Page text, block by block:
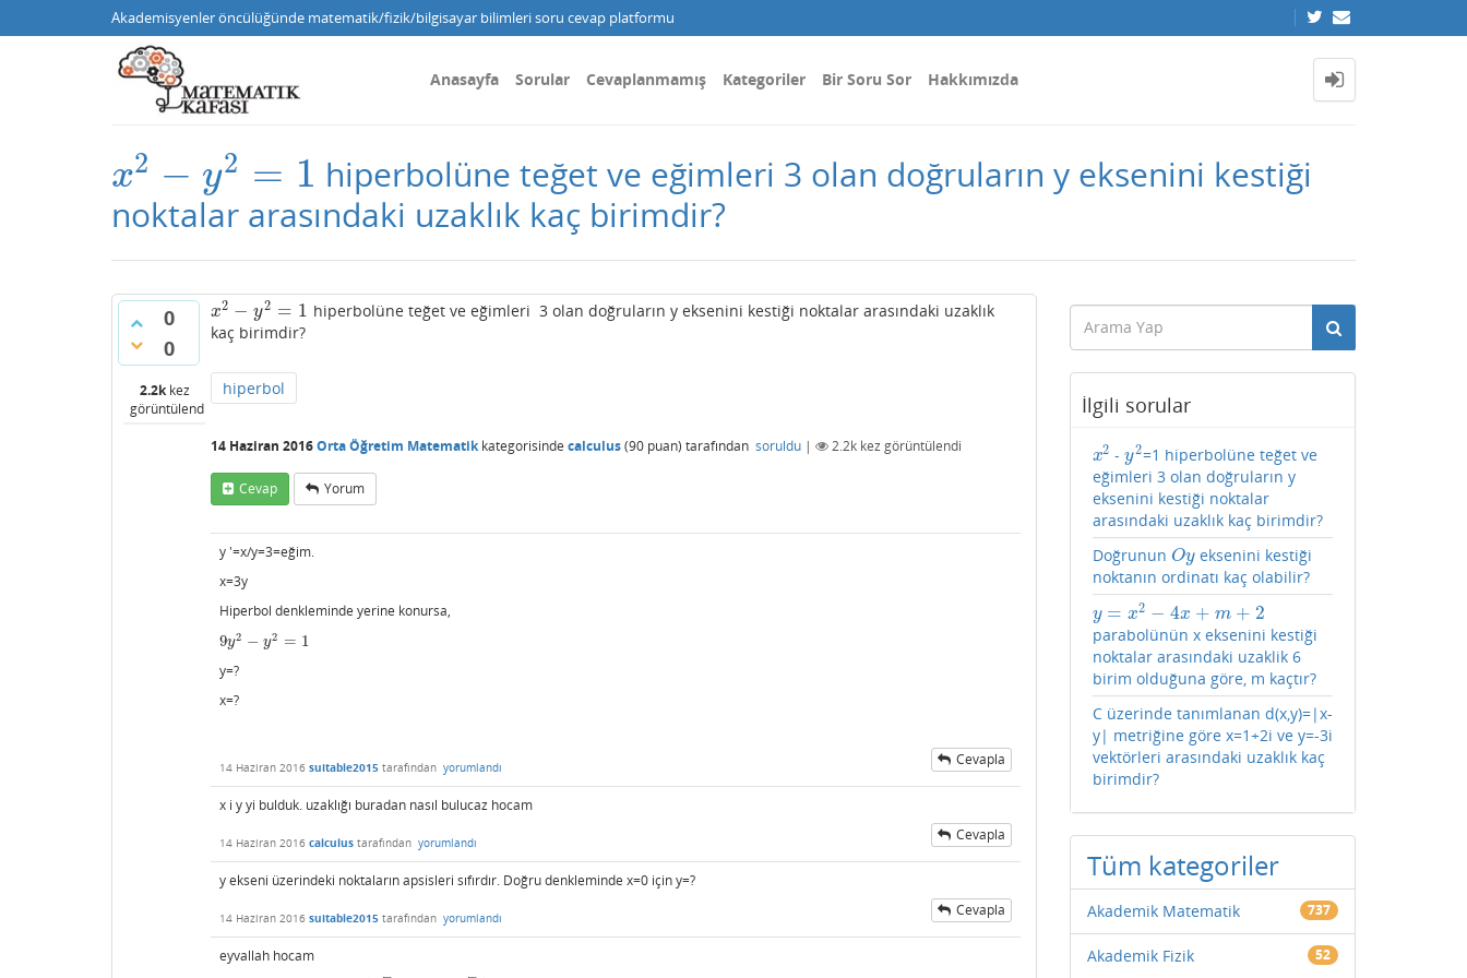
Akademisyenler öncülüğünde matematik/fizik/bilgisayar bilimleri soru cevap platformu
Anasayfa Sorular Cevaplanmamış Kategoriler Bir Soru Sor Hakkımızda
x2 − y2 = 1
x2 −y2 =1
hiperbolüne teğet ve eğimleri 3 olan doğruların y eksenini kestiği
noktalar arasındaki uzaklık kaç birimdir?
0
0
2.2kkez
görüntülendi
x2 − y2 = 1
x2−y2 =1
hiperbolüne teğet ve eğimleri 3 olan doğruların y eksenini kestiği noktalar arasındaki uzaklık
kaç birimdir?
hiperbol
14 Haziran 2016Orta Öğretim Matematikkategorisinde calculus(90 puan) tarafından soruldu | 2.2k kez görüntülendi
Cevap Yorum
y '=x/y=3=eğim.
x=3y
Hiperbol denkleminde yerine konursa,
9y2 − y2 = 1
9y2 −y2 =1
y=?
x=?
14 Haziran 2016 suitable2015 tarafından yorumlandı Cevapla
x i y yi bulduk. uzaklığı buradan nasıl bulucaz hocam
14 Haziran 2016 calculus tarafından yorumlandı Cevapla
y ekseni üzerindeki noktaların apsisleri sıfırdır. Doğru denkleminde x=0 için y=?
14 Haziran 2016 suitable2015 tarafından yorumlandı Cevapla
eyvallah hocam
İlgili sorular
x2
x2 -y2
y2=1 hiperbolüne teğet ve
eğimleri 3 olan doğruların y
eksenini kestiği noktalar
arasındaki uzaklık kaç birimdir?
Doğrunun Oy
Oy eksenini kestiği
noktanın ordinatı kaç olabilir?
y = x2 − 4x + m + 2
y=x2 −4x +m+2
parabolünün x eksenini kestiği
noktalar arasındaki uzaklik 6
birim olduğuna göre, m kaçtır?
C üzerinde tanımlanan d(x,y)=|x-
y| metriğine göre x=1+2i ve y=-3i
vektörleri arasındaki uzaklık kaç
birimdir?
Tüm kategoriler
Akademik Matematik 737
Akademik Fizik 52